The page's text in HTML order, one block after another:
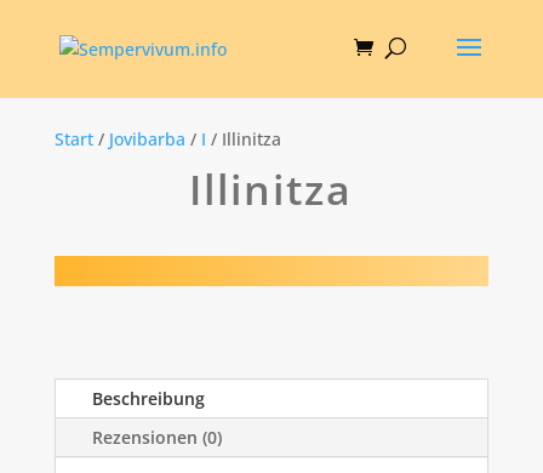
Start/ Jovibarba / I / Illinitza
Illinitza
Beschreibung
Rezensionen (0)